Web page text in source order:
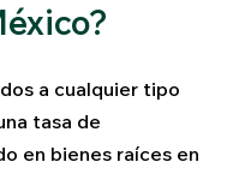
a cualquier tipo
tasa de
en bienes raíces en